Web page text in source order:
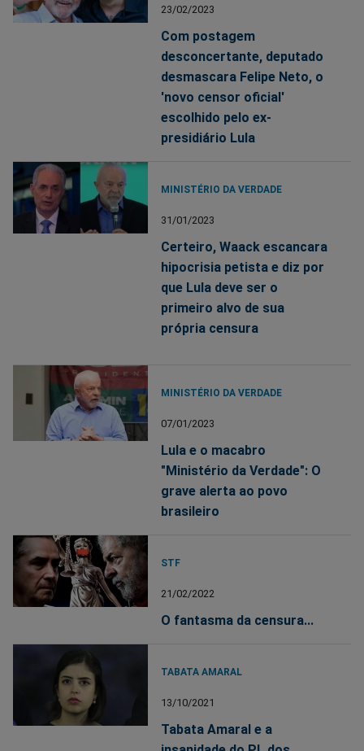
23/02/2023
Com postagem
desconcertante, deputado
desmascara Felipe Neto, o
'novo censor oficial'
escolhido pelo ex-
presidiário Lula
MINISTÉRIO DA VERDADE
31/01/2023
Certeiro, Waack escancara
hipocrisia petista e diz por
que Lula deve ser o
primeiro alvo de sua
própria censura
MINISTÉRIO DA VERDADE
07/01/2023
Lula e o macabro
"Ministério da Verdade": O
grave alerta ao povo
brasileiro
STF
21/02/2022
O fantasma da censura...
TABATA AMARAL
13/10/2021
Tabata Amaral e a